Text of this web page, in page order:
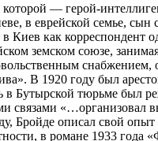
— герой-
в еврейской семье, сын
Киев как
земском союзе,
В 1920 году был
Бутырской тюрьме был
связами
описал свой опыт
в романе 1933 года